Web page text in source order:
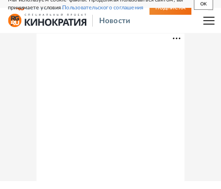
принимаете условияПользовательского соглашения
OK
СВЕЖИЙ НОМЕР ПОДПИСКА
Новости